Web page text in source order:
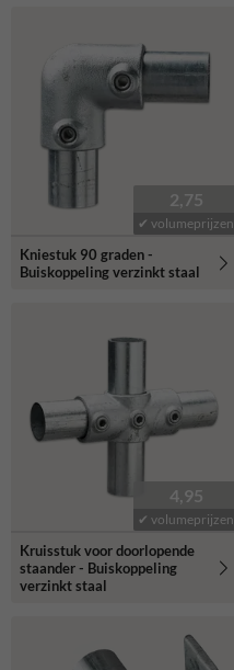
2,75
✔ volumeprijzen
Kniestuk 90 graden -
Buiskoppeling verzinkt staal
4,95
✔ volumeprijzen
Kruisstuk voor doorlopende
staander - Buiskoppeling
verzinkt staal